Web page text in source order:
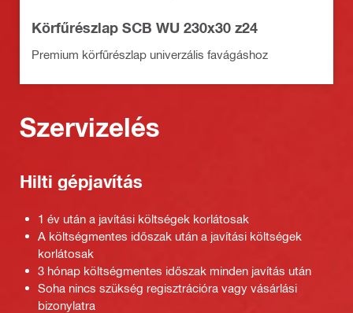
Körfűrészlap SCB WU 230x30 z24
Premium körfűrészlap univerzális favágáshoz
Szervizelés
Hilti gépjavítás
1 év után a javítási költségek korlátosak
A költségmentes időszak után a javítási költségek
korlátosak
3 hónap költségmentes időszak minden javítás után
Soha nincs szükség regisztrációra vagy vásárlási
bizonylatra